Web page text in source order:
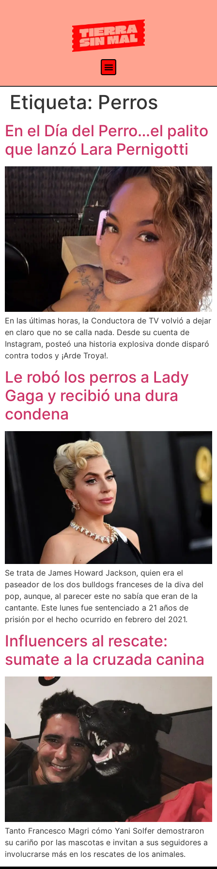
Etiqueta: Perros
En el Día del Perro…el palito
que lanzó Lara Pernigotti
En las últimas horas, la Conductora de TV volvió a dejar
en claro que no se calla nada. Desde su cuenta de
Instagram, posteó una historia explosiva donde disparó
contra todos y ¡Arde Troya!.
Le robó los perros a Lady
Gaga y recibió una dura
condena
Se trata de James Howard Jackson, quien era el
paseador de los dos bulldogs franceses de la diva del
pop, aunque, al parecer este no sabía que eran de la
cantante. Este lunes fue sentenciado a 21 años de
prisión por el hecho ocurrido en febrero del 2021.
Influencers al rescate:
sumate a la cruzada canina
Tanto Francesco Magri cómo Yani Solfer demostraron
su cariño por las mascotas e invitan a sus seguidores a
involucrarse más en los rescates de los animales.